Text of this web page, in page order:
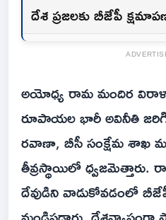
దేశ ప్రజలకు బీజేపీ
అయోధ్య రామ మందిర
రూపాయల భారీ అవినీతి
రవాణా, బీసీ సంక్షేమ శాఖ
తీవ్రస్థాయిలో ధ్వజమెత్తారు.
దేవుడిని వాడుకోవడంలో